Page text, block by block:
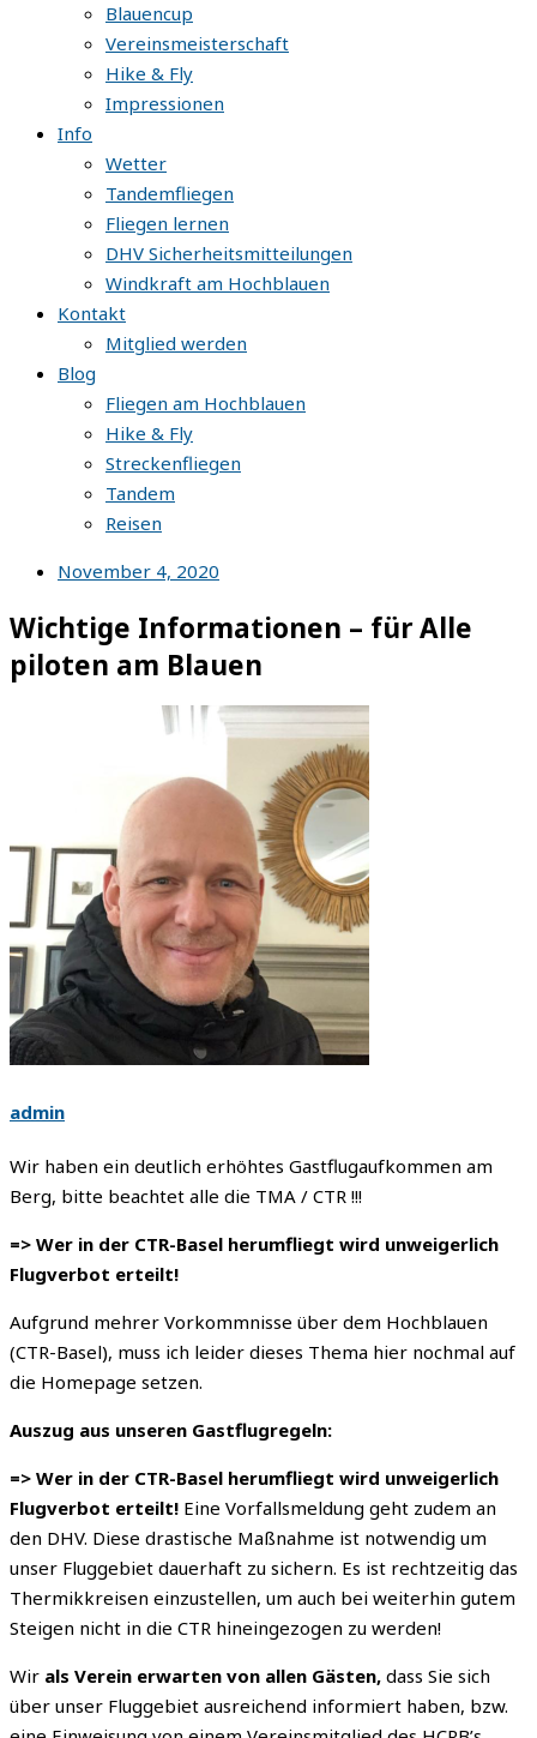
Blauencup
Vereinsmeisterschaft
Hike & Fly
Impressionen
Info
Wetter
Tandemfliegen
Fliegen lernen
DHV Sicherheitsmitteilungen
Windkraft am Hochblauen
Kontakt
Mitglied werden
Blog
Fliegen am Hochblauen
Hike & Fly
Streckenfliegen
Tandem
Reisen
November 4, 2020
Wichtige Informationen – für Alle
piloten am Blauen
admin
Wir haben ein deutlich erhöhtes Gastflugaufkommen am
Berg, bitte beachtet alle die TMA / CTR !!!
=> Wer in der CTR-Basel herumfliegt wird unweigerlich
Flugverbot erteilt!
Aufgrund mehrer Vorkommnisse über dem Hochblauen
(CTR-Basel), muss ich leider dieses Thema hier nochmal auf
die Homepage setzen.
Auszug aus unseren Gastflugregeln:
=> Wer in der CTR-Basel herumfliegt wird unweigerlich
Flugverbot erteilt! Eine Vorfallsmeldung geht zudem an
den DHV. Diese drastische Maßnahme ist notwendig um
unser Fluggebiet dauerhaft zu sichern. Es ist rechtzeitig das
Thermikkreisen einzustellen, um auch bei weiterhin gutem
Steigen nicht in die CTR hineingezogen zu werden!
Wir als Verein erwarten von allen Gästen, dass Sie sich
über unser Fluggebiet ausreichend informiert haben, bzw.